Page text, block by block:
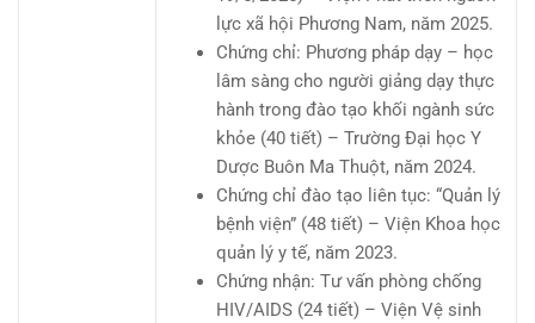
lực xã hội Phương Nam, năm 2025.
Chứng chỉ: Phương pháp dạy – học
lâm sàng cho người giảng dạy thực
hành trong đào tạo khối ngành sức
khỏe (40 tiết) – Trường Đại học Y
Dược Buôn Ma Thuột, năm 2024.
Chứng chỉ đào tạo liên tục: “Quản lý
bệnh viện” (48 tiết) – Viện Khoa học
quản lý y tế, năm 2023.
Chứng nhận: Tư vấn phòng chống
HIV/AIDS (24 tiết) – Viện Vệ sinh